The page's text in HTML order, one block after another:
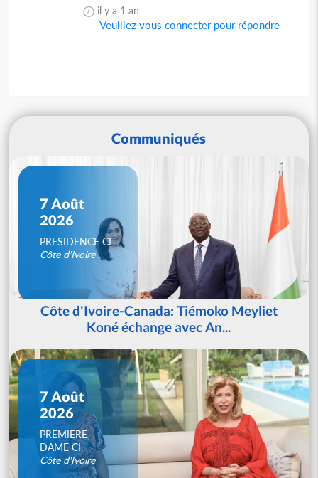
il y a 1 an
Veuillez vous connecter pour répondre
Communiqués
7 Août
2026
PRESIDENCE CI
Côte d'Ivoire
Côte d'Ivoire-Canada: Tiémoko Meyliet
Koné échange avec An...
7 Août
2026
PREMIERE
DAME CI
Côte d'Ivoire